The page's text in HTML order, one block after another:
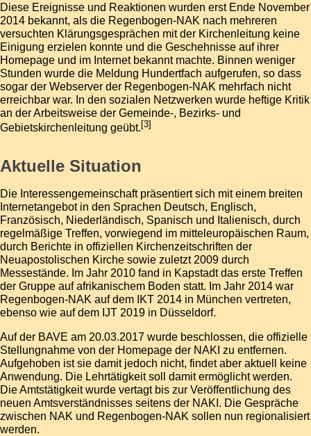
Diese Ereignisse und Reaktionen wurden erst Ende November
2014 bekannt, als die Regenbogen-NAK nach mehreren
versuchten Klärungsgesprächen mit der Kirchenleitung keine
Einigung erzielen konnte und die Geschehnisse auf ihrer
Homepage und im Internet bekannt machte. Binnen weniger
Stunden wurde die Meldung Hundertfach aufgerufen, so dass
sogar der Webserver der Regenbogen-NAK mehrfach nicht
erreichbar war. In den sozialen Netzwerken wurde heftige Kritik
an der Arbeitsweise der Gemeinde-, Bezirks- und
Gebietskirchenleitung geübt.[3]
Aktuelle Situation
Die Interessengemeinschaft präsentiert sich mit einem breiten
Internetangebot in den Sprachen Deutsch, Englisch,
Französisch, Niederländisch, Spanisch und Italienisch, durch
regelmäßige Treffen, vorwiegend im mitteleuropäischen Raum,
durch Berichte in offiziellen Kirchenzeitschriften der
Neuapostolischen Kirche sowie zuletzt 2009 durch
Messestände. Im Jahr 2010 fand in Kapstadt das erste Treffen
der Gruppe auf afrikanischem Boden statt. Im Jahr 2014 war
Regenbogen-NAK auf dem IKT 2014 in München vertreten,
ebenso wie auf dem IJT 2019 in Düsseldorf.
Auf der BAVE am 20.03.2017 wurde beschlossen, die offizielle
Stellungnahme von der Homepage der NAKI zu entfernen.
Aufgehoben ist sie damit jedoch nicht, findet aber aktuell keine
Anwendung. Die Lehrtätigkeit soll damit ermöglicht werden.
Die Amtstätigkeit wurde vertagt bis zur Veröffentlichung des
neuen Amtsverständnisses seitens der NAKI. Die Gespräche
zwischen NAK und Regenbogen-NAK sollen nun regionalisiert
werden.